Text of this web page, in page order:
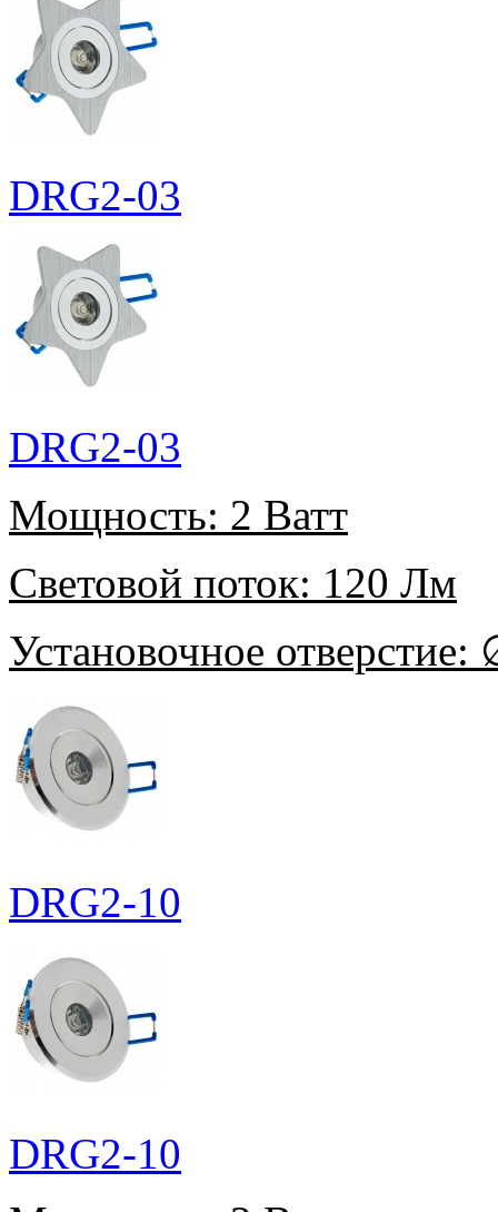
DRG2-03
DRG2-03
Мощность: 2 Ватт
Световой поток: 120 Лм
Установочное отверстие:
DRG2-10
DRG2-10